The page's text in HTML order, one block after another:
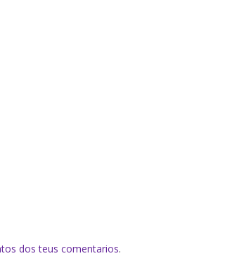
dos teus comentarios.